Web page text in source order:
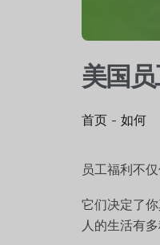
美国
首页 - 如何
员工福利不
它们决定了
人的生活有多